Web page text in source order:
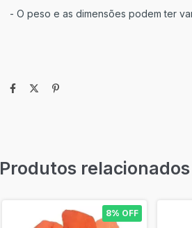
- O peso e as dimensões podem ter
Produtos relacionados
8% OFF